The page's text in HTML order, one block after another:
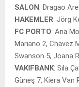
SALON: Dragao
HAKEMLER: Jörg
FC PORTO: Ana
Mariano 2, Chavez
Swanson 5, Joana
VAKIFBANK: Sıla
Güneş 7, Kiera Van